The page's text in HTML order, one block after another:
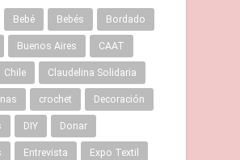
Bebé Bebés Bordado
Buenos Aires CAAT
Chile Claudelina Solidaria
crochet Decoración
DIY Donar
Entrevista Expo Textil